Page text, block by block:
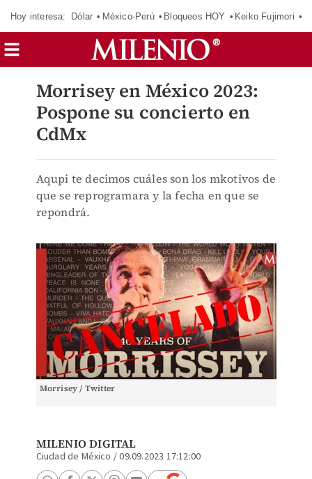
Hoy interesa: Dólar México-Perú Bloqueos HOY Keiko Fujimori
Morrisey en México 2023:
Pospone su concierto en
CdMx
Aqupi te decimos cuáles son los mkotivos de
que se reprogramara y la fecha en que se
repondrá.
Morrisey / Twitter
MILENIO DIGITAL
Ciudad de México /09.09.2023 17:12:00